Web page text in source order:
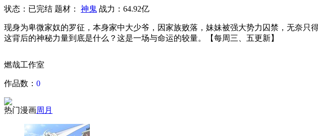
状态： 已完结 题材： 神鬼 战力：64.92亿
现身为卑微家奴的罗征，本身家中大少爷，因家族败落，妹妹被强大势力囚禁，无奈
这背后的神秘力量到底是什么？这是一场与命运的较量。【每周三、五更新】
燃哉工作室
作品数： 0
热门漫画周 月